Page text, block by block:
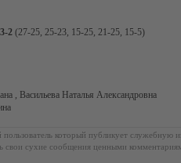
2 (27-25, 25-23, 15-25, 21-25, 15-5)
, Васильева Наталья Александровна
который публикует служебную
свои сухие сообщения ценными